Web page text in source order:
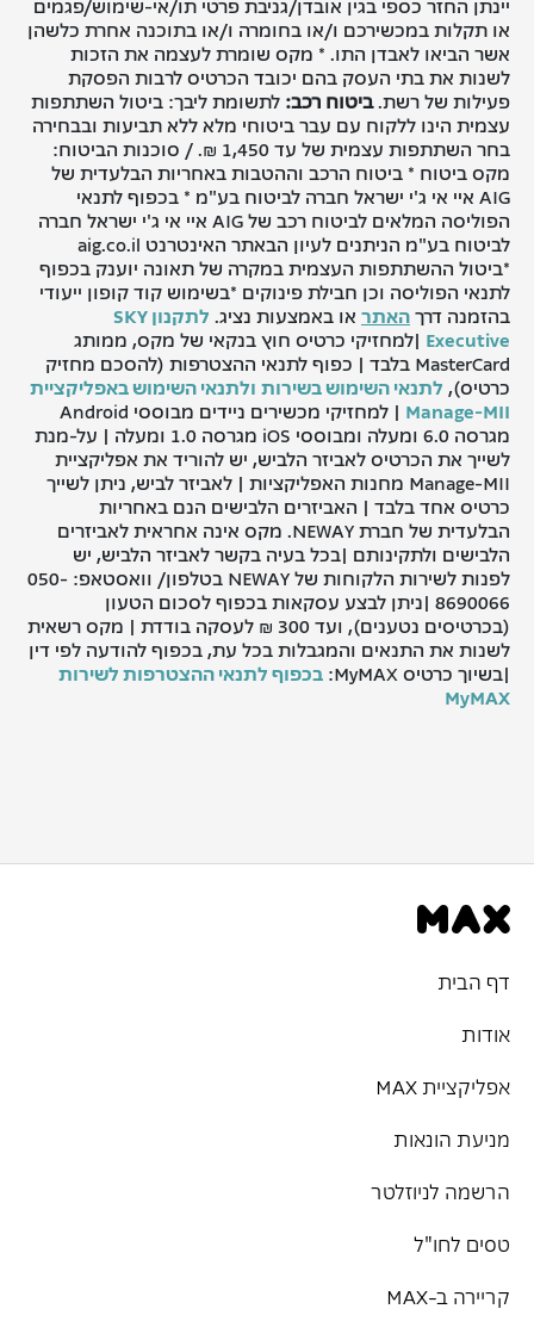
או תקלות במכשירכם ו/או בחומרה ו/או בתוכנה אחרת כלשהן
אשר הביאו לאבדן התו. * מקס שומרת לעצמה את הזכות
לשנות את בתי העסק בהם יכובד הכרטיס לרבות הפסקת
פעילות של רשת.ביטוח רכב: ​לתשומת ליבך: ביטול השתתפות
עצמית הינו ללקוח עם עבר ביטוחי מלא ללא תביעות ובבחירה
בחר השתתפות עצמית של עד 1,450 ₪. / סוכנות הביטוח:
מקס ביטוח * ביטוח הרכב וההטבות באחריות הבלעדית של
AIG איי אי ג'י ישראל חברה לביטוח בע"מ * בכפוף לתנאי
הפוליסה המלאים לביטוח רכב של AIG איי אי ג'י ישראל חברה
לביטוח בע"מ הניתנים לעיון הבאתר האינטרנט aig.co.il
*ביטול ההשתתפות העצמית במקרה של תאונה יוענק בכפוף
לתנאי הפוליסה וכן חבילת פינוקים *בשימוש קוד קופון ייעודי
בהזמנה דרךהאתר או באמצעות נציג.
לתקנון SKY
Executive |למחזיקי כרטיס חוץ בנקאי של מקס, ממותג
MasterCard בלבד | כפוף לתנאי ההצטרפות (להסכם מחזיק
כרטיס), לתנאי השימוש בשירות ולתנאי השימוש באפליקציית
Manage-MII
| למחזיקי מכשירים ניידים מבוססי Android
מגרסה 6.0 ומעלה ומבוססי iOS מגרסה 1.0 ומעלה | על-מנת
לשייך את הכרטיס לאביזר הלביש, יש להוריד את אפליקציית
Manage-MII מחנות האפליקציות | לאביזר לביש, ניתן לשייך
כרטיס אחד בלבד | האביזרים הלבישים הנם באחריות
הבלעדית של חברת NEWAY. מקס אינה אחראית לאביזרים
הלבישים ולתקינותם |בכל בעיה בקשר לאביזר הלביש, יש
לפנות לשירות הלקוחות של NEWAY בטלפון/ וואסטאפ: 050-
8690066 |ניתן לבצע עסקאות בכפוף לסכום הטעון
(בכרטיסים נטענים), ועד 300 ₪ לעסקה בודדת | מקס רשאית
לשנות את התנאים והמגבלות בכל עת, בכפוף להודעה לפי דין
|בשיוך כרטיס MyMAX:
בכפוף לתנאי ההצטרפות לשירות
MyMAX
דף הבית
אודות
אפליקציית MAX
מניעת הונאות
הרשמה לניוזלטר
טסים לחו"ל
קריירה ב-MAX